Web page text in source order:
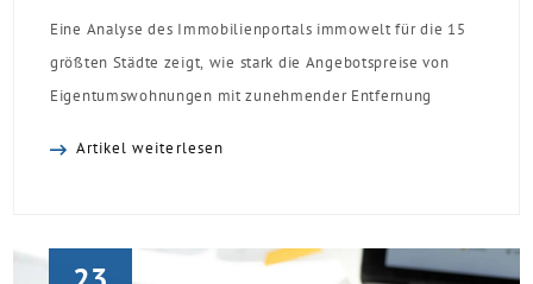
Eine Analyse des Immobilienportals immowelt für die 15
größten Städte zeigt, wie stark die Angebotspreise von
Eigentumswohnungen mit zunehmender Entfernung
Artikel weiterlesen